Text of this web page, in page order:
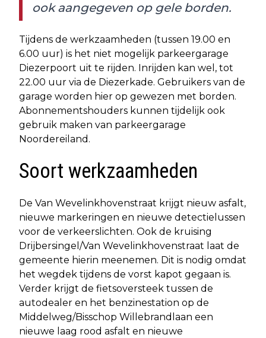
ook aangegeven op gele borden.
Tijdens de werkzaamheden (tussen 19.00 en
6.00 uur) is het niet mogelijk parkeergarage
Diezerpoort uit te rijden. Inrijden kan wel, tot
22.00 uur via de Diezerkade. Gebruikers van de
garage worden hier op gewezen met borden.
Abonnementshouders kunnen tijdelijk ook
gebruik maken van parkeergarage
Noordereiland.
Soort werkzaamheden
De Van Wevelinkhovenstraat krijgt nieuw asfalt,
nieuwe markeringen en nieuwe detectielussen
voor de verkeerslichten. Ook de kruising
Drijbersingel/Van Wevelinkhovenstraat laat de
gemeente hierin meenemen. Dit is nodig omdat
het wegdek tijdens de vorst kapot gegaan is.
Verder krijgt de fietsoversteek tussen de
autodealer en het benzinestation op de
Middelweg/Bisschop Willebrandlaan een
nieuwe laag rood asfalt en nieuwe